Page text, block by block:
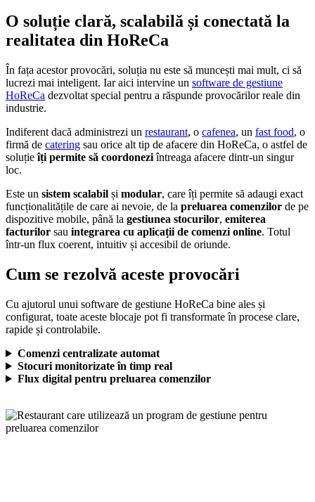
O soluție clară, scalabilă și conectată la
realitatea din HoReCa
În fața acestor provocări, soluția nu este să muncești mai mult, ci să
lucrezi mai inteligent. Iar aici intervine un software de gestiune
HoReCa dezvoltat special pentru a răspunde provocărilor reale din
industrie.
Indiferent dacă administrezi un restaurant, o cafenea, un fast food, o
firmă de catering sau orice alt tip de afacere din HoReCa, o astfel de
soluțieîți permite să coordoneziîntreaga afacere dintr-un singur
loc.
Este un sistem scalabil și modular, care îți permite să adaugi exact
funcționalitățile de care ai nevoie, de la preluarea comenzilor de pe
dispozitive mobile, până la gestiunea stocurilor, emiterea
facturilor sau integrarea cu aplicații de comenzi online. Totul
într-un flux coerent, intuitiv și accesibil de oriunde.
Cum se rezolvă aceste provocări
Cu ajutorul unui software de gestiune HoReCa bine ales și
configurat, toate aceste blocaje pot fi transformate în procese clare,
rapide și controlabile.
Comenzi centralizate automat
Stocuri monitorizate în timp real
Flux digital pentru preluarea comenzilor